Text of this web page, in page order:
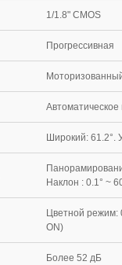
1/1.8" CMOS
Прогрессивная
Автоматическое
Широкий: 61.2°.
Наклон : 0.1° ~
Цветной режим:
ON)
Более 52 дБ